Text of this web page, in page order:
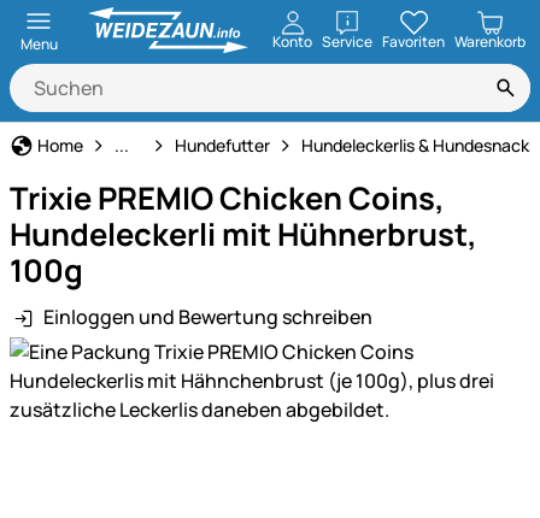
Menu Konto ServiceöffnenFavoriten Warenkorb
Home Hund
... Hundefutter Hundeleckerlis & Hundesnacks
Trixie PREMIO Chicken Coins,
Hundeleckerli mit Hühnerbrust,
100g
Einloggen und Bewertung schreiben
Produktgalerie